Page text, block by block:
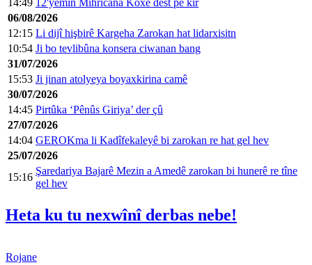
14:49 12'yemîn Mîhrîcana Koxê dest pê kir
06/08/2026
12:15 Li dijî hişbirê Kargeha Zarokan hat lidarxisitn
10:54 Ji bo tevlibûna konsera ciwanan bang
31/07/2026
15:53 Ji jinan atolyeya boyaxkirina camê
30/07/2026
14:45 Pirtûka ‘Pênûs Giriya’ der çû
27/07/2026
14:04 GEROKma li Kadîfekaleyê bi zarokan re hat gel hev
25/07/2026
15:16
Şaredariya Bajarê Mezin a Amedê zarokan bi hunerê re tîne
gel hev
Heta ku tu nexwînî derbas nebe!
Rojane